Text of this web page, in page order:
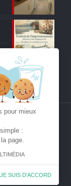
pour mieux
:
page.
JE SUIS D'ACCORD